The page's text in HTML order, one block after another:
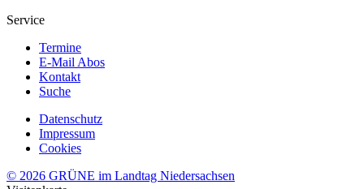
Service
Termine
E-Mail Abos
Kontakt
Suche
Datenschutz
Impressum
Cookies
© 2026 GRÜNE im Landtag Niedersachsen